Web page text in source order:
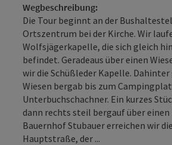
Wegbeschreibung:
Die Tour beginnt an der
Ortszentrum bei der Kirche. Wir
Wolfsjägerkapelle, die sich gleich
befindet. Geradeaus über einen
wir die Schüßleder Kapelle.
Wiesen bergab bis zum
Unterbuchschachner. Ein kurzes
dann rechts steil bergauf über einen
Bauernhof Stubauer erreichen wir
Hauptstraße, der ...